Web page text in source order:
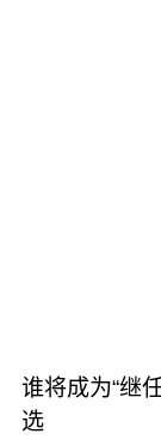
谁将成为“继
选